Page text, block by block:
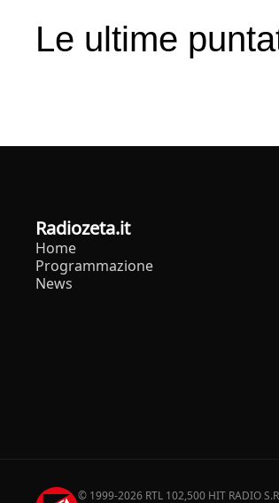
Le ultime
radiozeta.it
Home
Programmazione
News
© 1999-2026 RTL 102,500 HIT RADIO